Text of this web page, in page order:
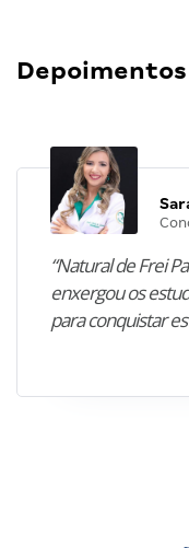
“Natural de Frei
enxergou os
para conquistar